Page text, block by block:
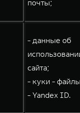
почты;
- данные об
сайта;
- куки -
- Yandex ID.